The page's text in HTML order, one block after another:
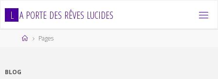
L A PORTE DES RÊVES LUCIDES
HomePages
BLOG